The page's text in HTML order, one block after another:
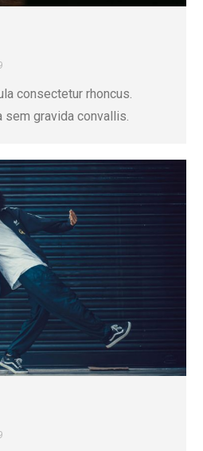
consectetur rhoncus.
sem gravida convallis.